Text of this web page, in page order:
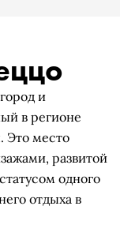
и
в регионе
Это место
развитой
одного
отдыха в